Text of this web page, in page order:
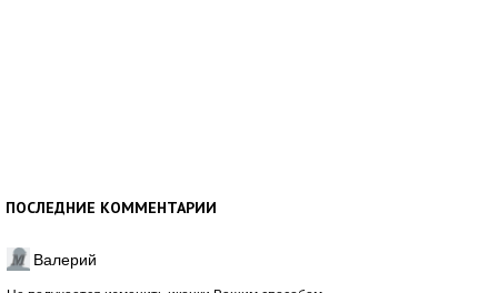
ПОСЛЕДНИЕ КОММЕНТАРИИ
Валерий